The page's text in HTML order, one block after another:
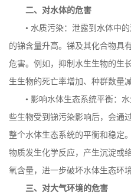
二、对水体的危害
• 水质污染：泄露到水体中
的锑含量升高。锑及其化合物具
危害。例如，抑制水生生物的生
生生物的死亡率增加、种群数量减
• 影响水体生态系统平衡：
些生物受到锑污染影响后，会通
整个水体生态系统的平衡和稳定
物质发生化学反应，产生沉淀或
氧含量，进一步破坏水体生态环境
三、对大气环境的危害